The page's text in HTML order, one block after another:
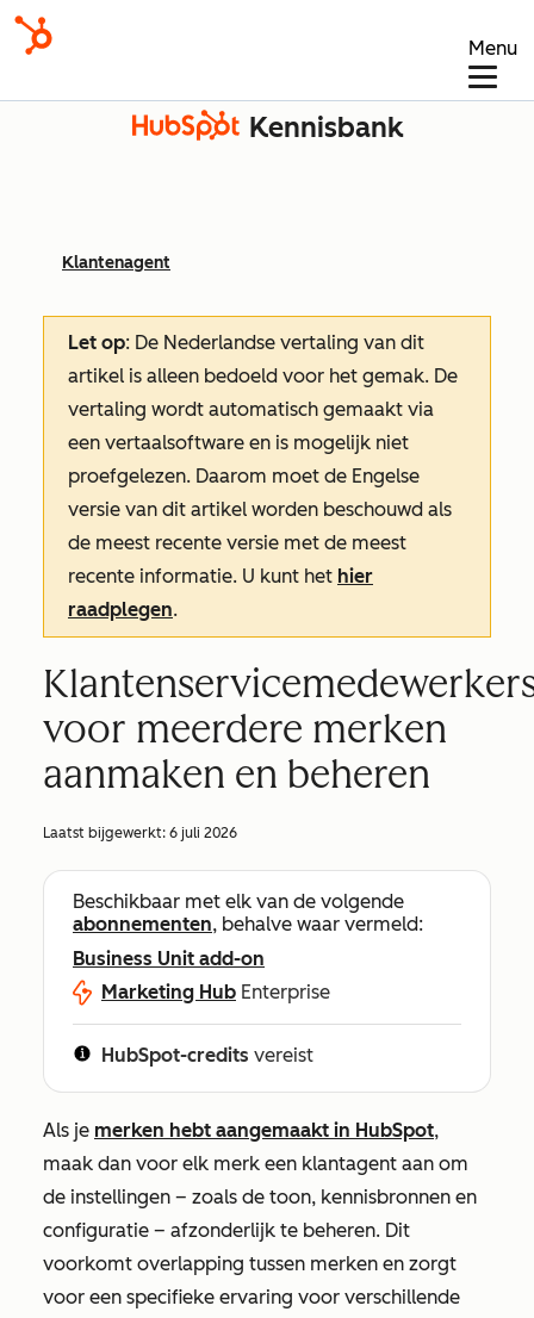
Menu
Kennisbank
Klantenagent
Let op: De Nederlandse vertaling van dit
artikel is alleen bedoeld voor het gemak. De
vertaling wordt automatisch gemaakt via
een vertaalsoftware en is mogelijk niet
proefgelezen. Daarom moet de Engelse
versie van dit artikel worden beschouwd als
de meest recente versie met de meest
recente informatie. U kunt het hier
raadplegen.
voor meerdere merken
aanmaken en beheren
Laatst bijgewerkt: 6 juli 2026
Beschikbaar met elk van de volgende
abonnementen, behalve waar vermeld:
Business Unit add-on
Marketing Hub Enterprise
HubSpot-credits vereist
Als je merken hebt aangemaakt in HubSpot,
maak dan voor elk merk een klantagent aan om
de instellingen – zoals de toon, kennisbronnen en
configuratie – afzonderlijk te beheren. Dit
voorkomt overlapping tussen merken en zorgt
voor een specifieke ervaring voor verschillende